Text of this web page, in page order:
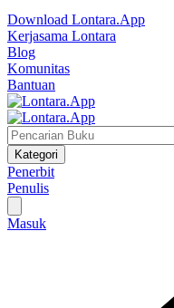
Download Lontara.App
Kerjasama Lontara
Blog
Komunitas
Bantuan
Kategori
Penerbit
Penulis
Masuk